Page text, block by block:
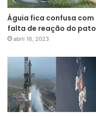
Águia fica confusa com
falta de reação do pato
abril 16, 2023